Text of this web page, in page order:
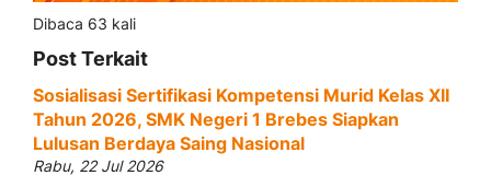
Dibaca 63 kali
Post Terkait
Sosialisasi Sertifikasi Kompetensi Murid Kelas XII
Tahun 2026, SMK Negeri 1 Brebes Siapkan
Lulusan Berdaya Saing Nasional
Rabu, 22 Jul 2026